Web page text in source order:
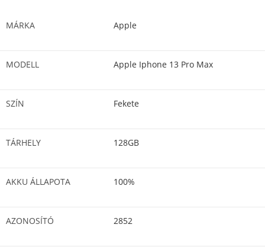
MÁRKA Apple
MODELL Apple Iphone 13 Pro Max
SZÍN Fekete
TÁRHELY 128GB
AKKU ÁLLAPOTA 100%
AZONOSÍTÓ 2852